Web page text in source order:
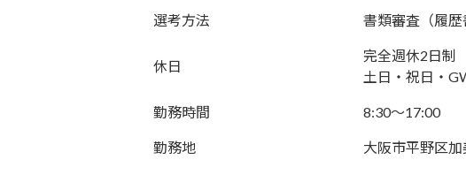
選考方法 書類審査（履
休日
完全週休2日制
土日・祝日・
勤務時間 8:30～17:00
勤務地 大阪市平野区加